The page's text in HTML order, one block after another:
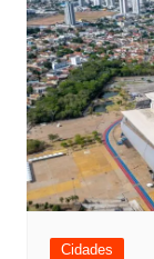
Cidades